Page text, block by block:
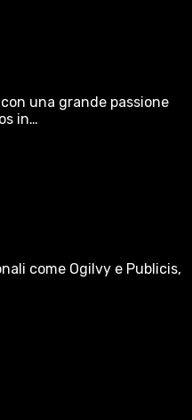
una grande passione
in…
come Ogilvy e Publicis,